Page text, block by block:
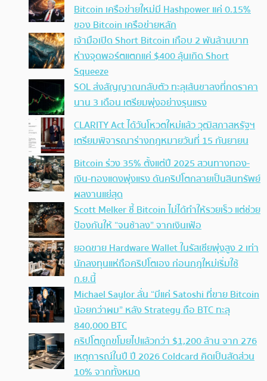
Bitcoin เครือข่ายใหม่มี Hashpower แค่ 0.15%
ของ Bitcoin เครือข่ายหลัก
เจ้ามือเปิด Short Bitcoin เกือบ 2 พันล้านบาท
ห่างจุดพอร์ตแตกแค่ $400 ลุ้นเกิด Short
Squeeze
SOL ส่งสัญญาณกลับตัว ทะลุเส้นขาลงที่กดราคา
นาน 3 เดือน เตรียมพุ่งอย่างรุนแรง
CLARITY Act ได้วันโหวตใหม่แล้ว วุฒิสภาสหรัฐฯ
เตรียมพิจารณาร่างกฎหมายวันที่ 15 กันยายน
Bitcoin ร่วง 35% ตั้งแต่ปี 2025 สวนทางทอง-
เงิน-ทองแดงพุ่งแรง ดันคริปโตกลายเป็นสินทรัพย์
ผลงานแย่สุด
Scott Melker ชี้ Bitcoin ไม่ได้ทำให้รวยเร็ว แต่ช่วย
ป้องกันให้ “จนช้าลง” จากเงินเฟ้อ
ยอดขาย Hardware Wallet ในรัสเซียพุ่งสูง 2 เท่า
นักลงทุนแห่ถือคริปโตเอง ก่อนกฎใหม่เริ่มใช้
ก.ย.นี้
Michael Saylor ลั่น “มีแค่ Satoshi ที่ขาย Bitcoin
น้อยกว่าผม” หลัง Strategy ถือ BTC ทะลุ
840,000 BTC
คริปโตถูกขโมยไปแล้วกว่า $1,200 ล้าน จาก 276
เหตุการณ์ในปี ปี 2026 Coldcard คิดเป็นสัดส่วน
10% จากทั้งหมด